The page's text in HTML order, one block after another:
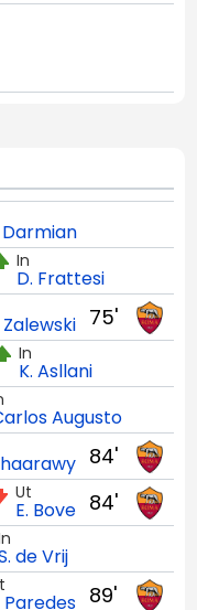
Darmian
In
D. Frattesi
75'
Zalewski
In
K. Asllani
Augusto
84'
84'
Ut
E. Bove
de Vrij
89'
Paredes